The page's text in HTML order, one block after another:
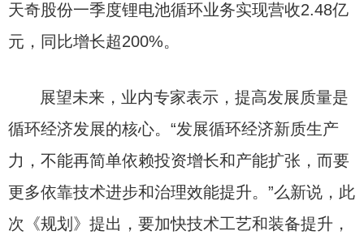
天奇股份一季度锂电池循环业务实现营收2.48亿
元，同比增长超200%。
展望未来，业内专家表示，提高发展质量是
循环经济发展的核心。“发展循环经济新质生产
力，不能再简单依赖投资增长和产能扩张，而要
更多依靠技术进步和治理效能提升。”么新说，此
次《规划》提出，要加快技术工艺和装备提升，